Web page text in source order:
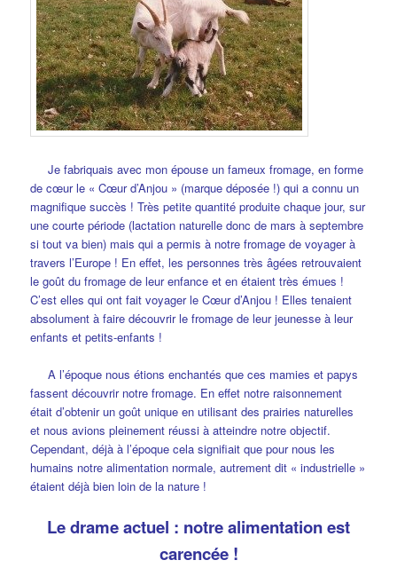
Je fabriquais avec mon épouse un fameux fromage, en forme
de cœur le « Cœur d’Anjou » (marque déposée !) qui a connu un
magnifique succès ! Très petite quantité produite chaque jour, sur
une courte période (lactation naturelle donc de mars à septembre
si tout va bien) mais qui a permis à notre fromage de voyager à
travers l’Europe ! En effet, les personnes très âgées retrouvaient
le goût du fromage de leur enfance et en étaient très émues !
C’est elles qui ont fait voyager le Cœur d’Anjou ! Elles tenaient
absolument à faire découvrir le fromage de leur jeunesse à leur
enfants et petits-enfants !
A l’époque nous étions enchantés que ces mamies et papys
fassent découvrir notre fromage. En effet notre raisonnement
était d’obtenir un goût unique en utilisant des prairies naturelles
et nous avions pleinement réussi à atteindre notre objectif.
Cependant, déjà à l’époque cela signifiait que pour nous les
humains notre alimentation normale, autrement dit « industrielle »
étaient déjà bien loin de la nature !
Le drame actuel : notre alimentation est
carencée !